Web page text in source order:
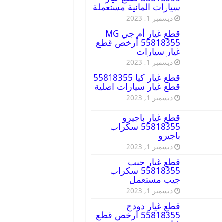
سيارات المانية مستعملة
ديسمبر 1, 2023
قطع غيار أم جي MG
55818355 أرخص قطع
غيار سيارات
ديسمبر 1, 2023
قطع غيار كيا 55818355
قطع غيار سيارات اصلية
ديسمبر 1, 2023
قطع غيار باجيرو
55818355 سكراب
باجيرو
ديسمبر 1, 2023
قطع غيار جيب
55818355 سكراب
جيب مستعمل
ديسمبر 1, 2023
قطع غيار دودج
55818355 ارخص قطع